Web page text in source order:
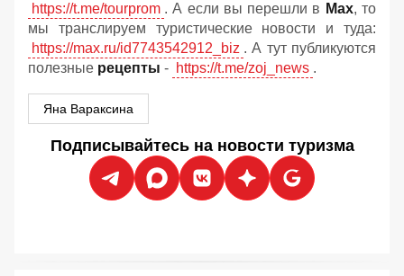
https://t.me/tourprom . А если вы перешли в Мах, то
мы транслируем туристические новости и туда:
https://max.ru/id7743542912_biz . А тут публикуются
полезные рецепты - https://t.me/zoj_news .
Яна Вараксина
Подписывайтесь на новости туризма